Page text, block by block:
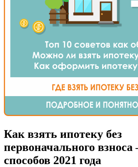
Как взять ипотеку без
первоначального
способов 2021 года